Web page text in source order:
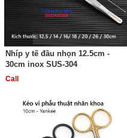
Nhíp y tế đầu nhọn 12.5cm -
30cm inox SUS-304
Call